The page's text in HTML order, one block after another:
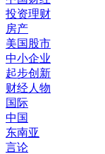
投资理财
房产
美国股市
中小企业
起步创新
财经人物
国际
中国
东南亚
言论